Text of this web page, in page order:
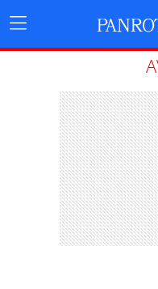
Menu
Principal